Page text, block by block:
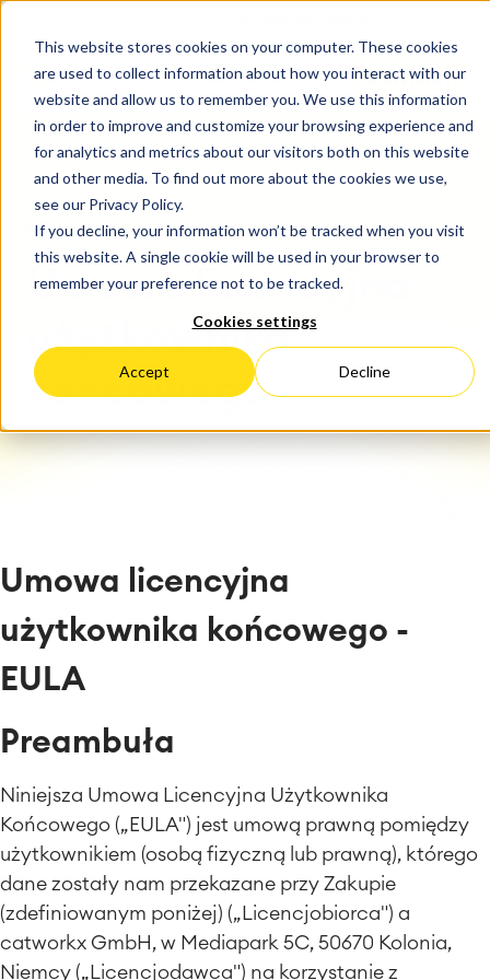
This website stores cookies on your computer. These cookies
are used to collect information about how you interact with our
website and allow us to remember you. We use this information
in order to improve and customize your browsing experience and
for analytics and metrics about our visitors both on this website
and other media. To find out more about the cookies we use,
see our Privacy Policy.
If you decline, your information won’t be tracked when you visit
this website. A single cookie will be used in your browser to
remember your preference not to be tracked.
Cookies settings
Accept Decline
KONTAKT
EULA
Umowa licencyjna
użytkownika
końcowego
Umowa licencyjna
użytkownika końcowego -
EULA
Preambuła
Niniejsza Umowa Licencyjna Użytkownika
Końcowego („ EULA") jest umową prawną pomiędzy
użytkownikiem (osobą fizyczną lub prawną), którego
dane zostały nam przekazane przy Zakupie
(zdefiniowanym poniżej) („ Licencjobiorca") a
catworkx GmbH, w Mediapark 5C, 50670 Kolonia,
Niemcy („ Licencjodawca") na korzystanie z